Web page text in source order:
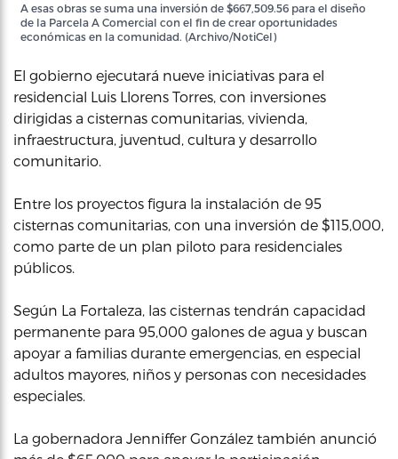
A esas obras se suma una inversión de $667,509.56 para el diseño
de la Parcela A Comercial con el fin de crear oportunidades
económicas en la comunidad. (Archivo/NotiCel)
El gobierno ejecutará nueve iniciativas para el
residencial Luis Llorens Torres, con inversiones
dirigidas a cisternas comunitarias, vivienda,
infraestructura, juventud, cultura y desarrollo
comunitario.
Entre los proyectos figura la instalación de 95
cisternas comunitarias, con una inversión de $115,000,
como parte de un plan piloto para residenciales
públicos.
Según La Fortaleza, las cisternas tendrán capacidad
permanente para 95,000 galones de agua y buscan
apoyar a familias durante emergencias, en especial
adultos mayores, niños y personas con necesidades
especiales.
La gobernadora Jenniffer González también anunció